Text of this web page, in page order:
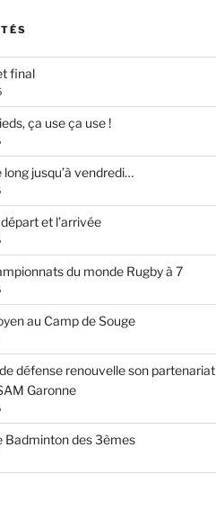
final
ça use ça use !
long jusqu’à vendredi…
départ et l’arrivée
du monde Rugby à 7
au Camp de Souge
défense renouvelle son partenariat
Garonne
Badminton des 3èmes